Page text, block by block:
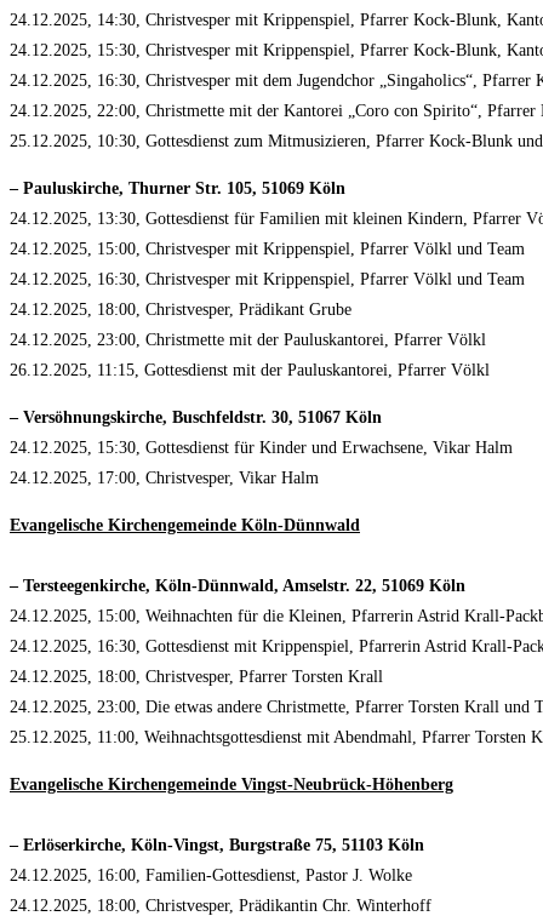
24.12.2025, 14:30, Christvesper mit Krippenspiel, Pfarrer Kock-Blunk,
24.12.2025, 15:30, Christvesper mit Krippenspiel, Pfarrer Kock-Blunk,
24.12.2025, 16:30, Christvesper mit dem Jugendchor „Singaholics“,
24.12.2025, 22:00, Christmette mit der Kantorei „Coro con Spirito“,
25.12.2025, 10:30, Gottesdienst zum Mitmusizieren, Pfarrer Kock-Blunk
– Pauluskirche, Thurner Str. 105, 51069 Köln
24.12.2025, 13:30, Gottesdienst für Familien mit kleinen Kindern, Pfarrer
24.12.2025, 15:00, Christvesper mit Krippenspiel, Pfarrer Völkl und Team
24.12.2025, 16:30, Christvesper mit Krippenspiel, Pfarrer Völkl und Team
24.12.2025, 18:00, Christvesper, Prädikant Grube
24.12.2025, 23:00, Christmette mit der Pauluskantorei, Pfarrer Völkl
26.12.2025, 11:15, Gottesdienst mit der Pauluskantorei, Pfarrer Völkl
– Versöhnungskirche, Buschfeldstr. 30, 51067 Köln
24.12.2025, 15:30, Gottesdienst für Kinder und Erwachsene, Vikar Halm
24.12.2025, 17:00, Christvesper, Vikar Halm
Evangelische Kirchengemeinde Köln-Dünnwald
– Tersteegenkirche, Köln-Dünnwald, Amselstr. 22, 51069 Köln
24.12.2025, 15:00, Weihnachten für die Kleinen, Pfarrerin Astrid Krall-
24.12.2025, 16:30, Gottesdienst mit Krippenspiel, Pfarrerin Astrid Krall-
24.12.2025, 18:00, Christvesper, Pfarrer Torsten Krall
24.12.2025, 23:00, Die etwas andere Christmette, Pfarrer Torsten Krall und
25.12.2025, 11:00, Weihnachtsgottesdienst mit Abendmahl, Pfarrer Torsten
Evangelische Kirchengemeinde Vingst-Neubrück-Höhenberg
– Erlöserkirche, Köln-Vingst, Burgstraße 75, 51103 Köln
24.12.2025, 16:00, Familien-Gottesdienst, Pastor J. Wolke
24.12.2025, 18:00, Christvesper, Prädikantin Chr. Winterhoff